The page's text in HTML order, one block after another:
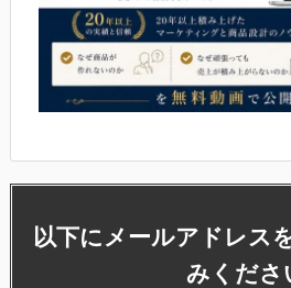
以下にメールアドレス
みくださ